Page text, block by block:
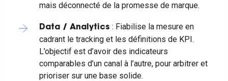
mais déconnecté de la promesse de marque.
Data / Analytics : Fiabilise la mesure en
cadrant le tracking et les définitions de KPI.
L’objectif est d’avoir des indicateurs
comparables d’un canal à l’autre, pour arbitrer et
prioriser sur une base solide.